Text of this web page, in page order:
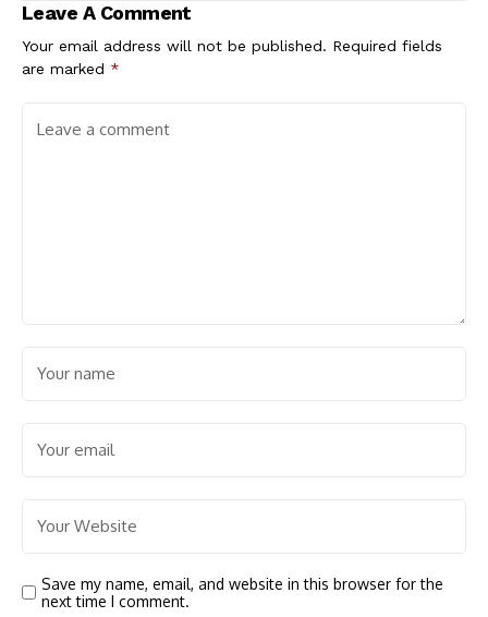
Leave A Comment
Your email address will not be published. Required fields
are marked *
Save my name, email, and website in this browser for the
next time I comment.